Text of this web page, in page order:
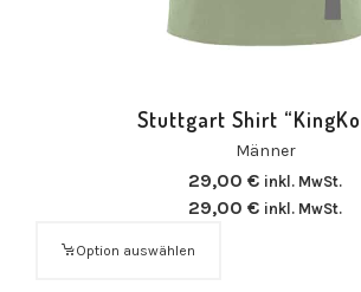
Stuttgart Shirt
Männer
29,00 € inkl. MwSt.
29,00 € inkl. MwSt.
Option auswählen